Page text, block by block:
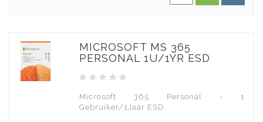
MICROSOFT MS 365
PERSONAL 1U/1YR ESD
Microsoft 365 Personal - 1
Gebruiker/1Jaar ESD